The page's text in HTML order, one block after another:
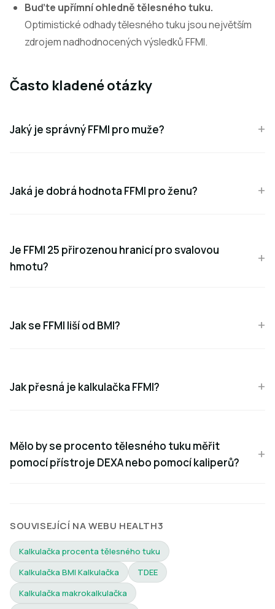
Buďte upřímní ohledně tělesného tuku.
Optimistické odhady tělesného tuku jsou největším
zdrojem nadhodnocených výsledků FFMI.
Často kladené otázky
Jaký je správný FFMI pro muže?
Jaká je dobrá hodnota FFMI pro ženu?
Je FFMI 25 přirozenou hranicí pro svalovou
hmotu?
Jak se FFMI liší od BMI?
Jak přesná je kalkulačka FFMI?
Mělo by se procento tělesného tuku měřit
pomocí přístroje DEXA nebo pomocí kaliperů?
SOUVISEJÍCÍ NA WEBU HEALTH3
Kalkulačka procenta tělesného tuku
Kalkulačka BMI Kalkulačka
TDEE
Kalkulačka makrokalkulačka